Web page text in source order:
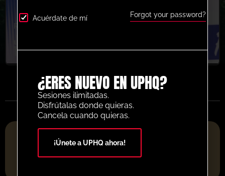
Trends & Concepts
PLATAFORMA DE RECURSOS DE FÚTBOL DEL AÑO 2025
Acuérdate de mí Forgot your password?
¿ERES NUEVO EN UPHQ?
Sesiones ilimitadas.
Disfrútalas donde quieras.
Cancela cuando quieras.
¡Únete a UPHQ ahora!